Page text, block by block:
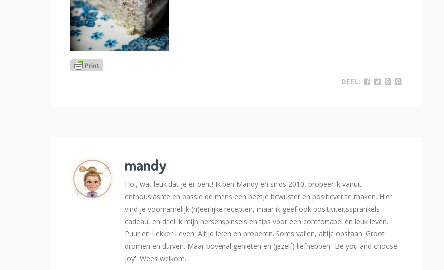
DEEL:
mandy
Hoi, wat leuk dat je er bent! Ik ben Mandy en sinds 2010, probeer ik vanuit
enthousiasme en passie de mens een beetje bewuster en positiever te maken. Hier
vind je voornamelijk (h)eerlijke recepten, maar ik geef ook positiviteitssprankels
cadeau, en deel ik mijn hersenspinsels en tips voor een comfortabel en leuk leven.
Puur en Lekker Leven. Altijd leren en proberen. Soms vallen, altijd opstaan. Groot
dromen en durven. Maar bovenal genieten en (jezelf) liefhebben. 'Be you and choose
joy'. Wees welkom.